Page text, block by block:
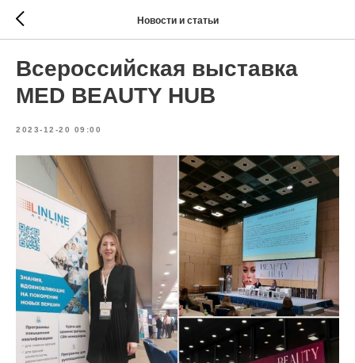
Новости и статьи
Всероссийская выставка
MED BEAUTY HUB
2023-12-20 09:00